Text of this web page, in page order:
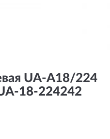
UA-A18/224
18-224242